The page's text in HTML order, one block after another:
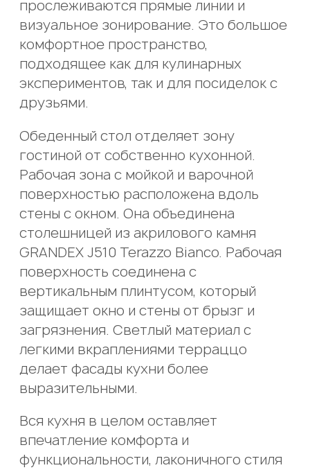
прослеживаются прямые линии и
визуальное зонирование. Это большое
комфортное пространство,
подходящее как для кулинарных
экспериментов, так и для посиделок с
друзьями.
Обеденный стол отделяет зону
гостиной от собственно кухонной.
Рабочая зона с мойкой и варочной
поверхностью расположена вдоль
стены с окном. Она объединена
столешницей из акрилового камня
GRANDEX J510 Terazzo Bianco. Рабочая
поверхность соединена с
вертикальным плинтусом, который
защищает окно и стены от брызг и
загрязнения. Светлый материал с
легкими вкраплениями терраццо
делает фасады кухни более
выразительными.
Вся кухня в целом оставляет
впечатление комфорта и
функциональности, лаконичного стиля
на мой запрос и улучшение качества
обслуживания в соответствии с
Политикой конфиденциальности
ОТПРАВИТЬ ЗАЯВКУ
Этим я подтверждаю подлинность
всех указанных персональных данных и
даю согласие на их обработку с целью
рассмотрения и дальнейшего
размещения проекта в соответствии с
ОТПРАВИТЬ ПРОЕКТ
всех указанных персональных данных и
даю согласие на их обработку с целью
подготовки и предоставления ответа
на мой запрос и улучшение качества
обслуживания в соответствии с
ОТПРАВИТЬ
даю согласие на их обработку с целью
подготовки и предоставления ответа
на мой запрос и улучшение качества
обслуживания в соответствии с
Политикой конфиденциальности
ОТПРАВИТЬ